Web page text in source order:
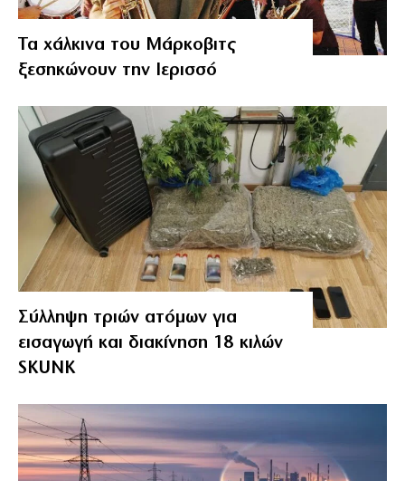
Τα χάλκινα του Μάρκοβιτς
ξεσηκώνουν την Ιερισσό
Σύλληψη τριών ατόμων για
εισαγωγή και διακίνηση 18 κιλών
SKUNK